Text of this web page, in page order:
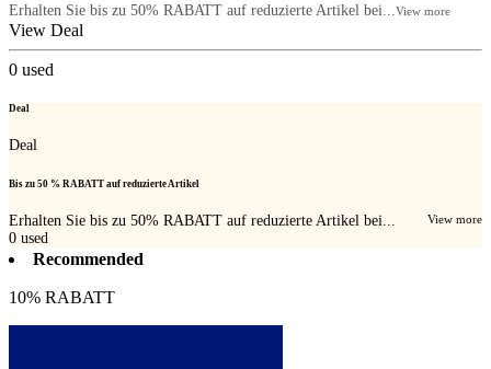
Erhalten Sie bis zu 50% RABATT auf reduzierte Artikel bei... View more
View Deal
0 used
Deal
Deal
Bis zu 50 % RABATT auf reduzierte Artikel
Erhalten Sie bis zu 50% RABATT auf reduzierte Artikel bei... View more
0 used
Recommended
10% RABATT